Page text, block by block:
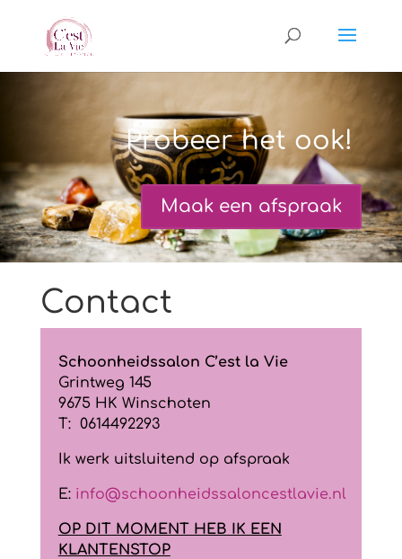
Probeer het ook!
Maak een afspraak
Contact
Schoonheidssalon C’est la Vie
Grintweg 145
9675 HK Winschoten
T: 0614492293
Ik werk uitsluitend op afspraak
E: info@schoonheidssaloncestlavie.nl
OP DIT MOMENT HEB IK EEN
KLANTENSTOP